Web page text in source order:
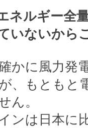
ネルギー全
いないから
かに風力発
、もともと
ん。
ンは日本に